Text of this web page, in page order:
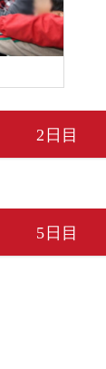
2日目
5日目